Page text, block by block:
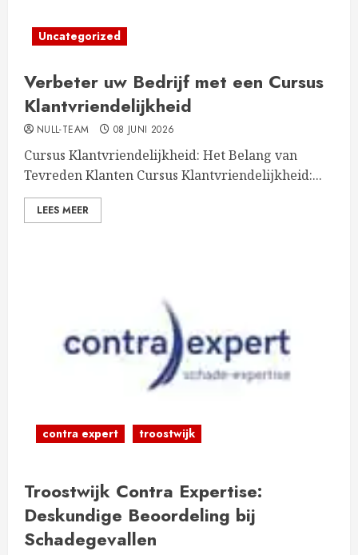
Uncategorized
Verbeter uw Bedrijf met een Cursus
Klantvriendelijkheid
NULL-TEAM 08 JUNI 2026
Cursus Klantvriendelijkheid: Het Belang van
Tevreden Klanten Cursus Klantvriendelijkheid:...
LEES MEER
contra expert troostwijk
Troostwijk Contra Expertise:
Deskundige Beoordeling bij
Schadegevallen